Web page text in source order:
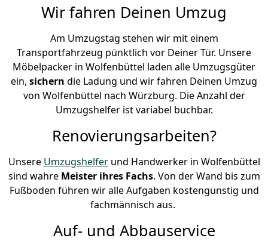
Wir fahren Deinen Umzug
Am Umzugstag stehen wir mit einem
Transportfahrzeug pünktlich vor Deiner Tür. Unsere
Möbelpacker in Wolfenbüttel laden alle Umzugsgüter
ein, sichern die Ladung und wir fahren Deinen Umzug
von Wolfenbüttel nach Würzburg. Die Anzahl der
Umzugshelfer ist variabel buchbar.
Renovierungsarbeiten?
Unsere Umzugshelferund Handwerker in Wolfenbüttel
sind wahre Meister ihres Fachs. Von der Wand bis zum
Fußboden führen wir alle Aufgaben kostengünstig und
fachmännisch aus.
Auf- und Abbauservice